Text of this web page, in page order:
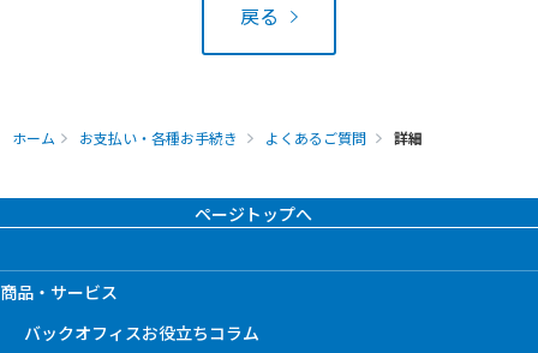
戻る
ホーム お支払い・各種お手続き よくあるご質問 詳細
ページトップへ
商品・サービス
バックオフィスお役立ちコラム